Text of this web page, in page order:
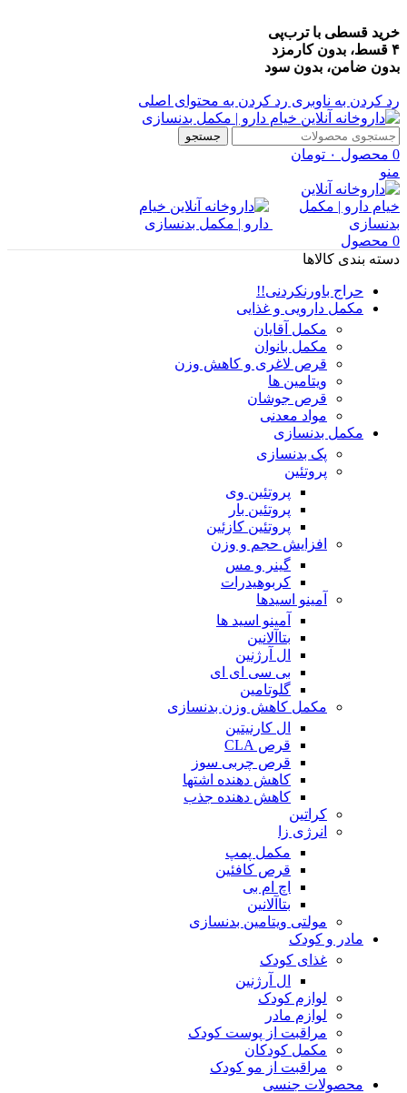
خرید قسطی با ترب‌پی
۴ قسط، بدون کارمزد
بدون ضامن، بدون سود
رد کردن به ناوبری رد کردن به محتوای اصلی
جستجو
0 محصول ۰ تومان
منو
0 محصول
دسته بندی کالاها
حراج باورنکردنی!!
مکمل دارویی و غذایی
مکمل آقایان
مکمل بانوان
قرص لاغری و کاهش وزن
ویتامین ها
قرص جوشان
مواد معدنی
مکمل بدنسازی
پک بدنسازی
پروتئین
پروتئین وی
پروتئین بار
پروتئین کازئین
افزایش حجم و وزن
گینر و مس
کربوهیدرات
آمینو اسیدها
آمینو اسید ها
بتاآلانین
ال آرژنین
بی سی ای ای
گلوتامین
مکمل کاهش وزن بدنسازی
ال کارنیتین
قرص CLA
قرص چربی سوز
کاهش دهنده اشتها
کاهش دهنده جذب
کراتین
انرژی زا
مکمل پمپ
قرص کافئین
اچ ام بی
بتاآلانین
مولتی ویتامین بدنسازی
مادر و کودک
غذای کودک
ال آرژنین
لوازم کودک
لوازم مادر
مراقبت از پوست کودک
مکمل کودکان
مراقبت از مو کودک
محصولات جنسی